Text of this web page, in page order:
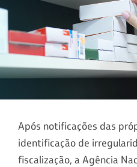
Após notificações das
identificação de
fiscalização, a Agência